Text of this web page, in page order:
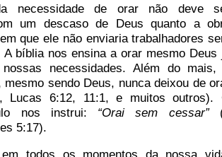
necessidade de orar não deve
um descaso de Deus quanto a
que ele não enviaria trabalhadores
A bíblia nos ensina a orar mesmo Deus
necessidades. Além do mais,
mesmo sendo Deus, nunca deixou de
Lucas 6:12, 11:1, e muitos outros).
nos instrui: “Orai sem cessar”
5:17).